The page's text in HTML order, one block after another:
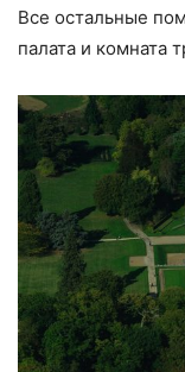
Все остальные
палата и комната